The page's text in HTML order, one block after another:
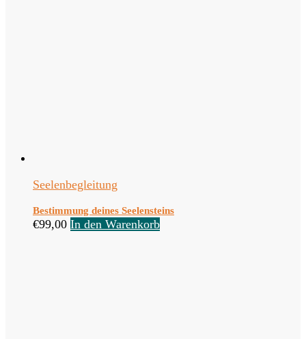
Seelenbegleitung
Bestimmung deines Seelensteins
€99,00 In den Warenkorb